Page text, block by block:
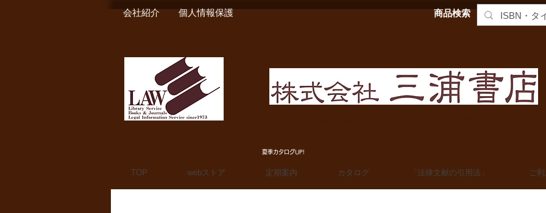
会社紹介 個人情報保護 商品検索
夏季カタログUP!
TOP webストア 定期案内 カタログ 「法律文献の引用法」 ご